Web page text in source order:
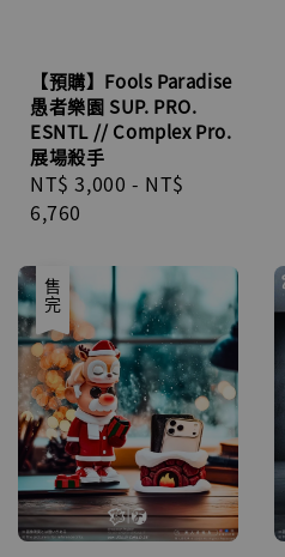
【預購】Fools Paradise
愚者樂園 SUP. PRO.
ESNTL // Complex Pro.
展場殺手
Regular
price
NT$ 3,000 - NT$
6,760
售完